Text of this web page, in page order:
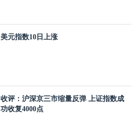
美元指数10日上涨
收评：沪深京三市缩量反弹 上证指数成
功收复4000点